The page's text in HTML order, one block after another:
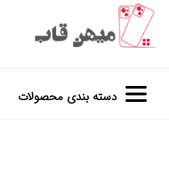
دسته بندی محصولات